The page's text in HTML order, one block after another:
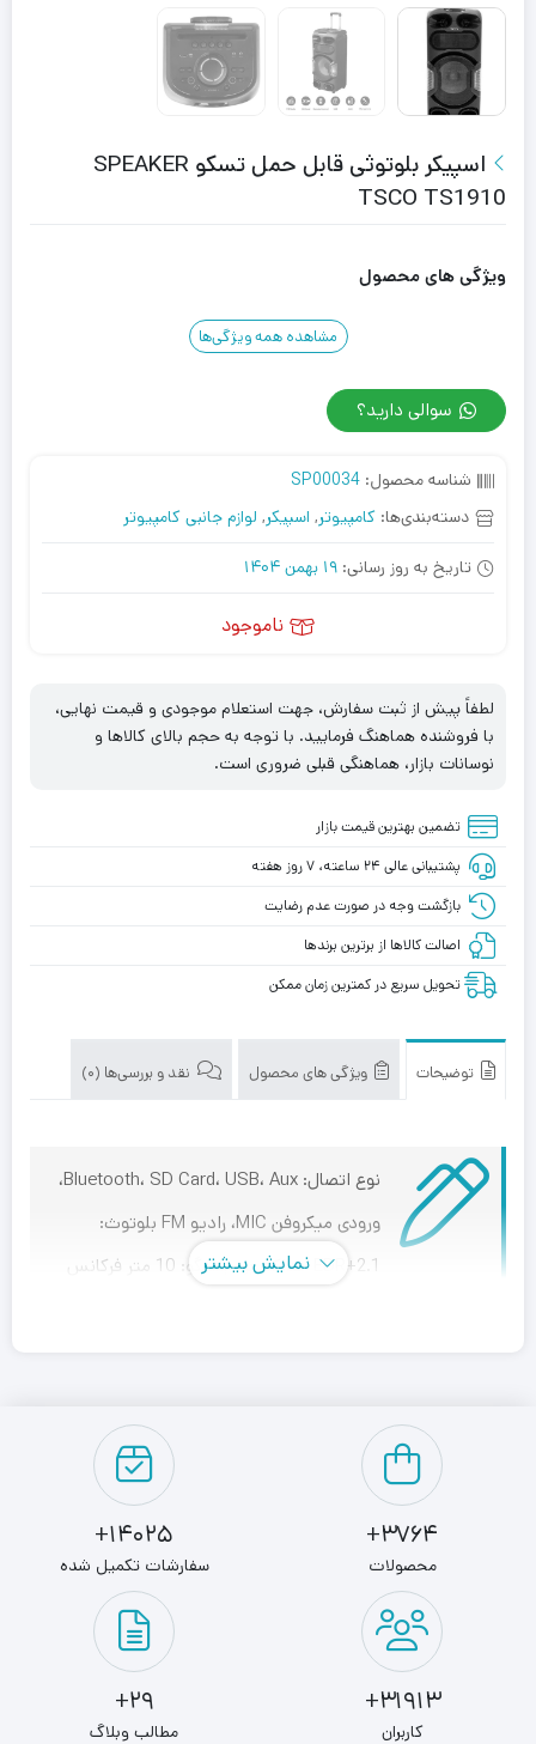
اسپیکر بلوتوثی قابل حمل تسکو SPEAKER
TSCO TS1910
ویژگی های محصول
مشاهده همه ویژگی‌ها
سوالی دارید؟
شناسه محصول: SP00034
دسته‌بندی‌ها: کامپیوتر, اسپیکر, لوازم جانبی کامپیوتر
تاریخ به روز رسانی: 19 بهمن 1404
ناموجود
لطفاً پیش از ثبت سفارش، جهت استعلام موجودی و قیمت نهایی،
با فروشنده هماهنگ فرمایید. با توجه به حجم بالای کالاها و
نوسانات بازار، هماهنگی قبلی ضروری است.
تضمین بهترین قیمت بازار
پشتیبانی عالی ۲۴ ساعته، ۷ روز هفته
بازگشت وجه در صورت عدم رضایت
اصالت کالاها از برترین برندها
تحویل سریع در کمترین زمان ممکن
توضیحات ویژگی های محصول نقد و بررسی‌ها (0)
نوع اتصال: Bluetooth، SD Card، USB، Aux،
ورودی میکروفن MIC، رادیو FM بلوتوث:
EDR+2.1 حداکثر برد بلندگو: 10 متر فرکانس
اسپیکر بلوتوثی قابل حمل تسکو SPEAKER
TSCO TS1910
و پخش کننده برای مصارف
خانگی است. اسپیکر تسکو مدل TS 1910 بدنه‌ای یک‌پارچه دارد
و می‌‌تواند صدایی با میزان بیس و قدرت بالا را به کاربر ارائه کند.
توان خروجی اسپیکرها نشان‌دهنده‌ی میزان قدرت صدای آن
نمایش بیشتر
3764+
محصولات
14025+
سفارشات تکمیل شده
31913+
کاربران
29+
مطالب وبلاگ